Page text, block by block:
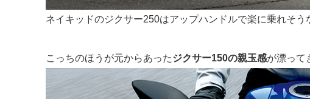
ネイキッドのジクサー250はアップハンドルで楽に乗れそう
こっちのほうが元からあったジクサー150の親玉感が漂って